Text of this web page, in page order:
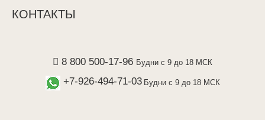
КОНТАКТЫ
8 800 500-17-96 Будни с 9 до 18 МСК
+7-926-494-71-03 Будни с 9 до 18 МСК